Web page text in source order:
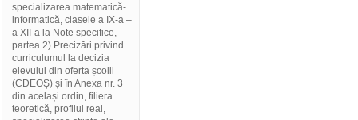
specializarea matematică-
informatică, clasele a IX-a –
a XII-a la Note specifice,
partea 2) Precizări privind
curriculumul la decizia
elevului din oferta școlii
(CDEOȘ) și în Anexa nr. 3
din același ordin, filiera
teoretică, profilul real,